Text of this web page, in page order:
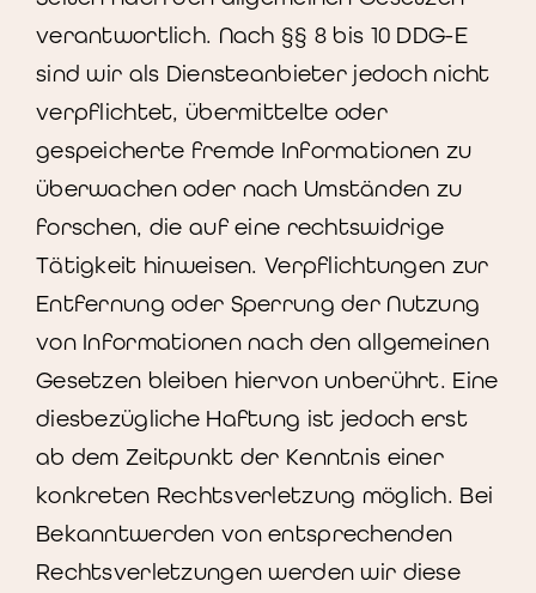
verantwortlich. Nach §§ 8 bis 10 DDG-E
sind wir als Diensteanbieter jedoch nicht
verpflichtet, übermittelte oder
gespeicherte fremde Informationen zu
überwachen oder nach Umständen zu
forschen, die auf eine rechtswidrige
Tätigkeit hinweisen. Verpflichtungen zur
Entfernung oder Sperrung der Nutzung
von Informationen nach den allgemeinen
Gesetzen bleiben hiervon unberührt. Eine
diesbezügliche Haftung ist jedoch erst
ab dem Zeitpunkt der Kenntnis einer
konkreten Rechtsverletzung möglich. Bei
Bekanntwerden von entsprechenden
Rechtsverletzungen werden wir diese